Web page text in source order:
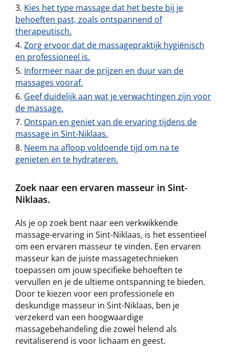
Kies het type massage dat het beste bij je
behoeften past, zoals ontspannend of
therapeutisch.
Zorg ervoor dat de massagepraktijk hygiënisch
en professioneel is.
Informeer naar de prijzen en duur van de
massages vooraf.
Geef duidelijk aan wat je verwachtingen zijn voor
de massage.
Ontspan en geniet van de ervaring tijdens de
massage in Sint-Niklaas.
Neem na afloop voldoende tijd om na te
genieten en te hydrateren.
Zoek naar een ervaren masseur in Sint-
Niklaas.
Als je op zoek bent naar een verkwikkende
massage-ervaring in Sint-Niklaas, is het essentieel
om een ervaren masseur te vinden. Een ervaren
masseur kan de juiste massagetechnieken
toepassen om jouw specifieke behoeften te
vervullen en je de ultieme ontspanning te bieden.
Door te kiezen voor een professionele en
deskundige masseur in Sint-Niklaas, ben je
verzekerd van een hoogwaardige
massagebehandeling die zowel helend als
revitaliserend is voor lichaam en geest.